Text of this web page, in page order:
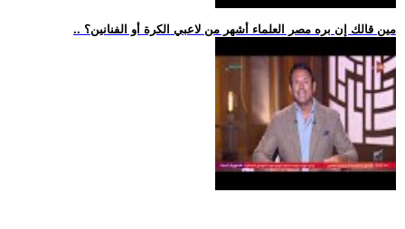
.. مين قالك إن بره مصر العلماء أشهر من لاعبي الكرة أو الفنانين؟